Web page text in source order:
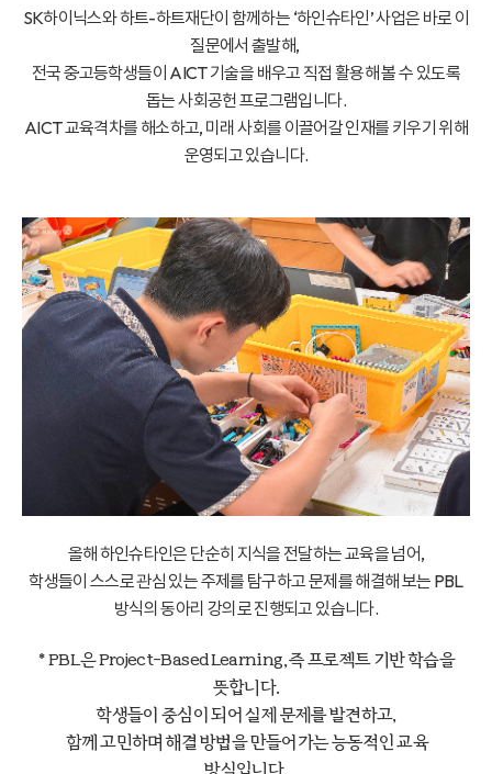
SK하이닉스와 하트-하트재단이 함께하는 ‘하인슈타인’ 사업은 바로 이
질문에서 출발해,
전국 중·고등학생들이 AICT 기술을 배우고 직접 활용해 볼 수 있도록
돕는 사회공헌 프로그램입니다.
AICT 교육격차를 해소하고, 미래 사회를 이끌어갈 인재를 키우기 위해
운영되고 있습니다.
올해 하인슈타인은 단순히 지식을 전달하는 교육을 넘어,
학생들이 스스로 관심 있는 주제를 탐구하고 문제를 해결해 보는 PBL
방식의 동아리 강의로 진행되고 있습니다.
*PBL은 Project-Based Learning, 즉 프로젝트 기반 학습을
뜻합니다.
학생들이 중심이 되어 실제 문제를 발견하고,
함께 고민하며 해결 방법을 만들어가는 능동적인 교육
방식입니다.